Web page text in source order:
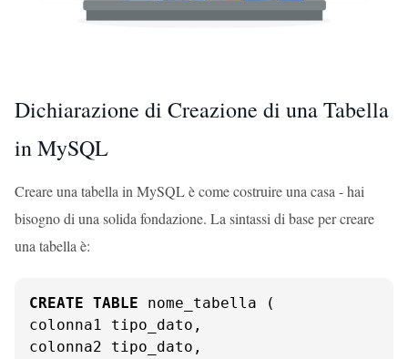
Dichiarazione di Creazione di una Tabella
in MySQL
Creare una tabella in MySQL è come costruire una casa - hai
bisogno di una solida fondazione. La sintassi di base per creare
una tabella è:
CREATE TABLE nome_tabella (
colonna1 tipo_dato,
colonna2 tipo_dato,